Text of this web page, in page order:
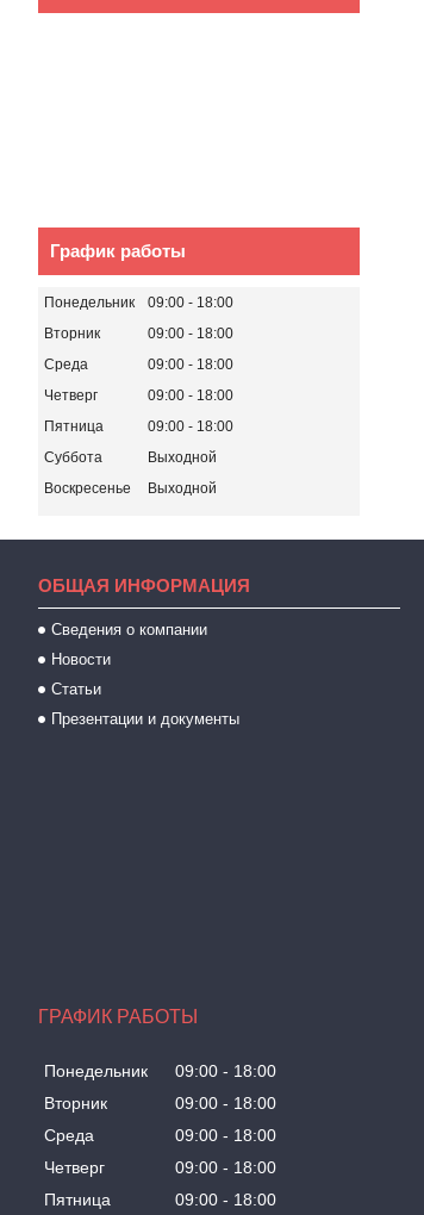
График работы
Понедельник 09:00
18:00
Вторник
09:00
18:00
Среда
09:00
18:00
Четверг
09:00
18:00
Пятница
09:00
18:00
Суббота
Выходной
Воскресенье
Выходной
ОБЩАЯ ИНФОРМАЦИЯ
Сведения о компании
Новости
Статьи
Презентации и документы
ГРАФИК РАБОТЫ
Понедельник 09:00
18:00
Вторник
09:00
18:00
Среда
09:00
18:00
Четверг
09:00
18:00
Пятница
09:00 18:00